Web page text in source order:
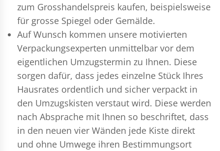
zum Grosshandelspreis kaufen, beispielsweise
für grosse Spiegel oder Gemälde.
Auf Wunsch kommen unsere motivierten
Verpackungsexperten unmittelbar vor dem
eigentlichen Umzugstermin zu Ihnen. Diese
sorgen dafür, dass jedes einzelne Stück Ihres
Hausrates ordentlich und sicher verpackt in
den Umzugskisten verstaut wird. Diese werden
nach Absprache mit Ihnen so beschriftet, dass
in den neuen vier Wänden jede Kiste direkt
und ohne Umwege ihren Bestimmungsort